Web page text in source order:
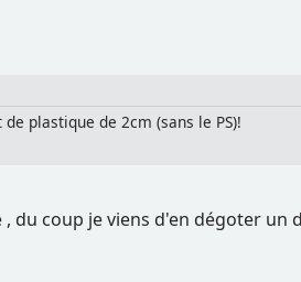
plastique de 2cm (sans le PS)!
coup je viens d'en dégoter un